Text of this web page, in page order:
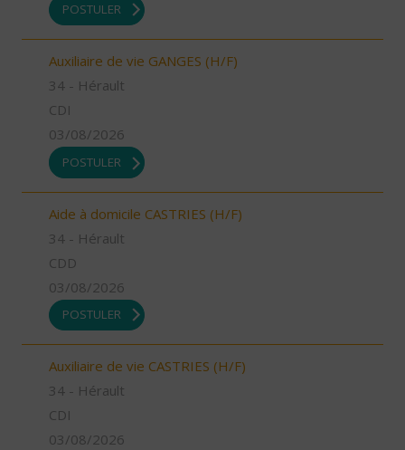
POSTULER
Auxiliaire de vie GANGES (H/F)
34 - Hérault
CDI
03/08/2026
POSTULER
Aide à domicile CASTRIES (H/F)
34 - Hérault
CDD
03/08/2026
POSTULER
Auxiliaire de vie CASTRIES (H/F)
34 - Hérault
CDI
03/08/2026